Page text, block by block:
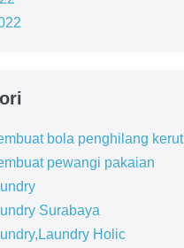
bola penghilang kerut
pewangi pakaian
Surabaya
Holic